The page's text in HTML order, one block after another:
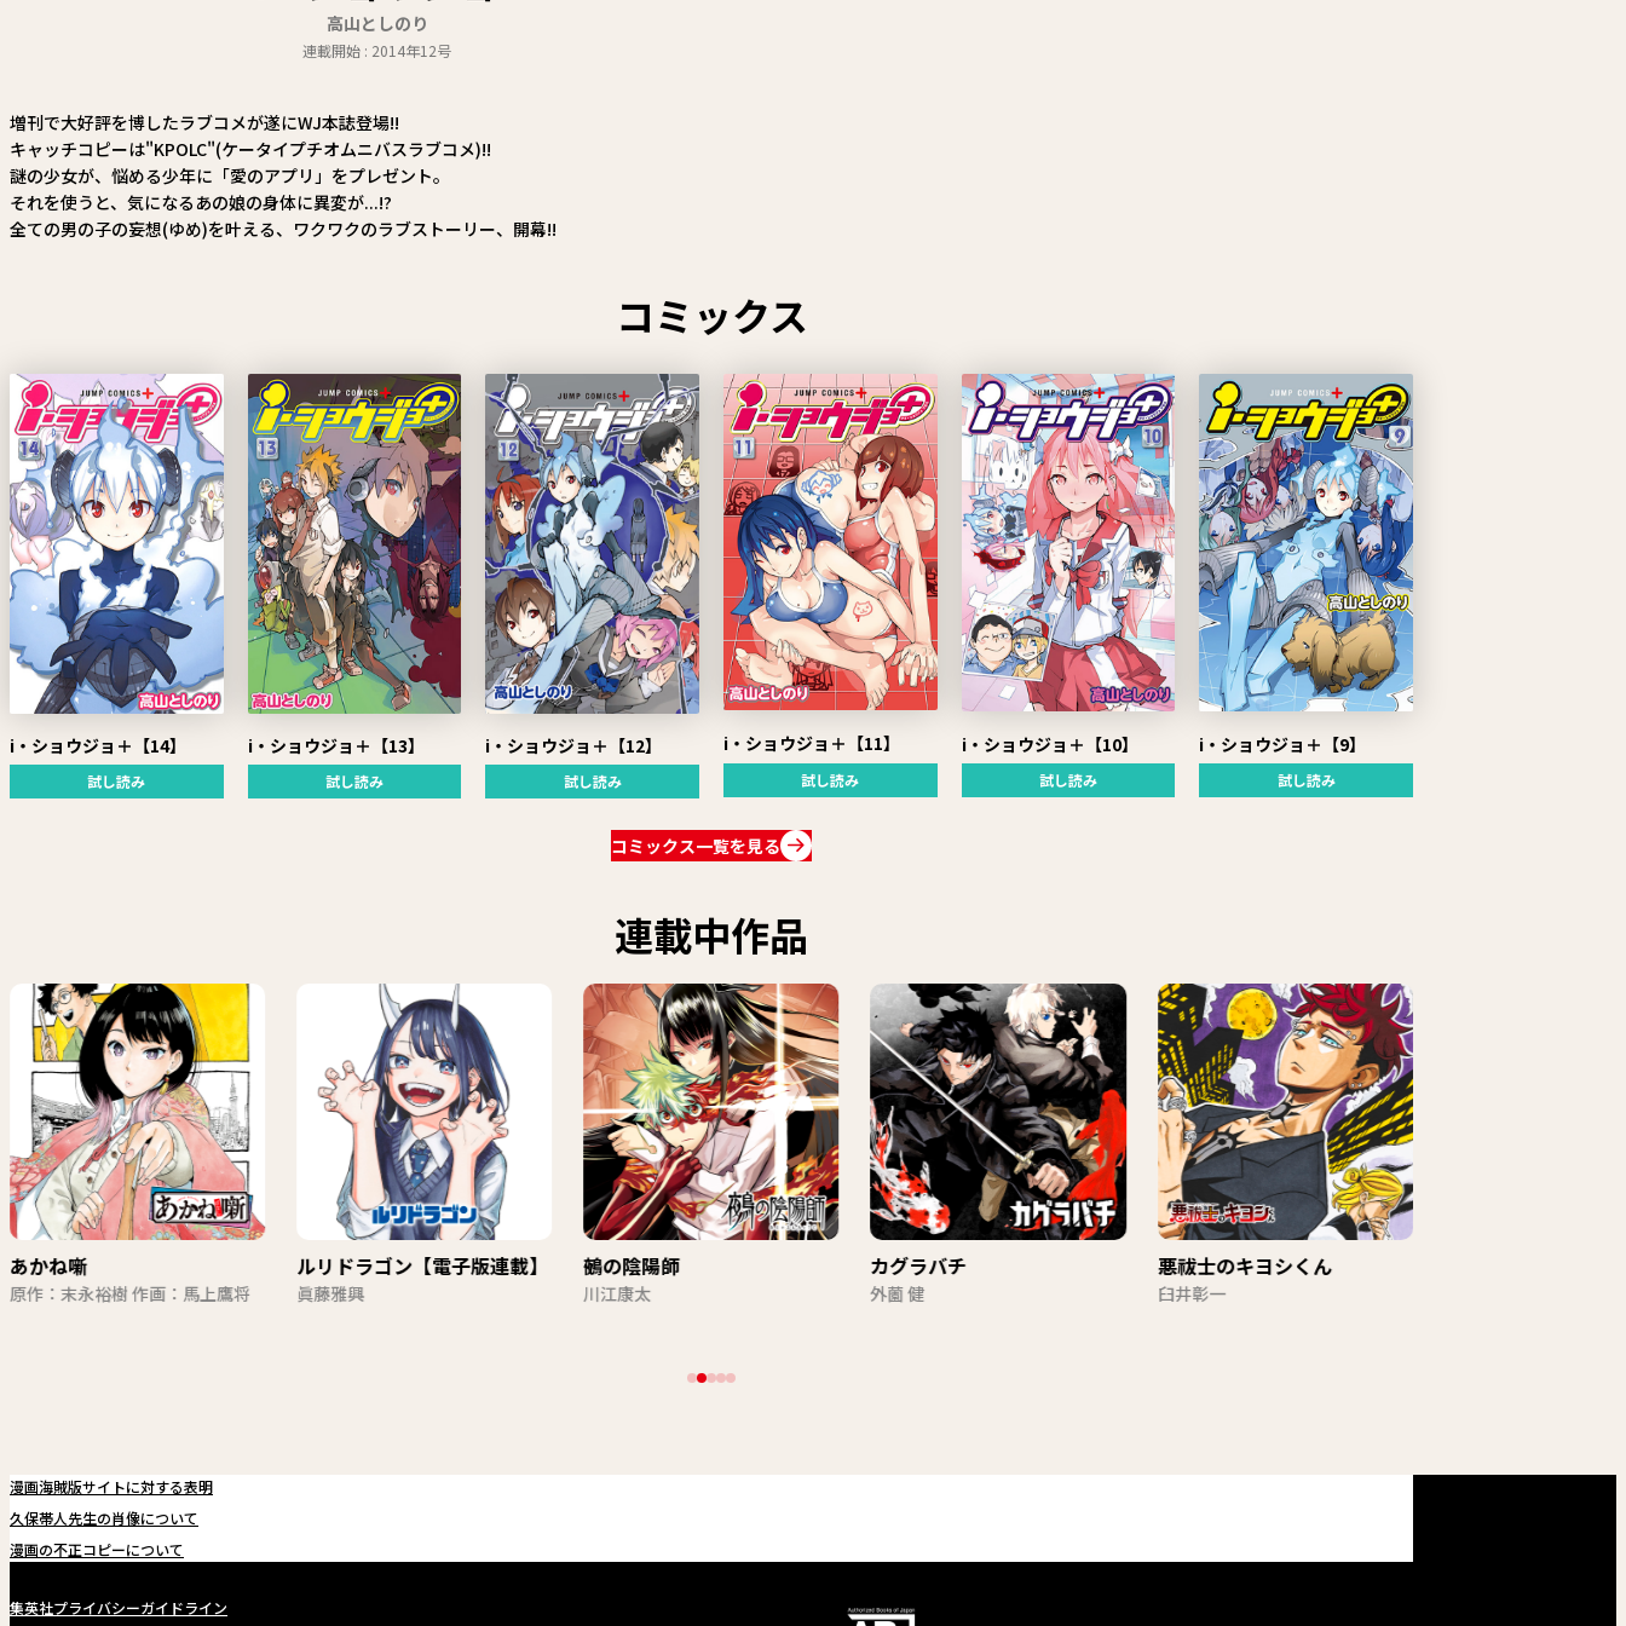
高山としのり
連載開始 : 2014年12号
増刊で大好評を博したラブコメが遂にWJ本誌登場!!
キャッチコピーは"KPOLC"(ケータイプチオムニバスラブコメ)!!
謎の少女が、悩める少年に「愛のアプリ」をプレゼント。
それを使うと、気になるあの娘の身体に異変が...!?
全ての男の子の妄想(ゆめ)を叶える、ワクワクのラブストーリー、開幕!!
コミックス
i・ショウジョ＋【14】
試し読み
i・ショウジョ＋【13】
試し読み
i・ショウジョ＋【12】
試し読み
i・ショウジョ＋【11】
試し読み
i・ショウジョ＋【10】
試し読み
i・ショウジョ＋【9】
試し読み
コミックス一覧を見る
連載中作品
あかね噺
原作：末永裕樹 作画：馬上鷹将
ルリドラゴン【電子版連載】
眞藤雅興
鵺の陰陽師
川江康太
カグラバチ
外薗 健
悪祓士のキヨシくん
臼井彰一
漫画海賊版サイトに対する表明
久保帯人先生の肖像について
漫画の不正コピーについて
集英社プライバシーガイドライン